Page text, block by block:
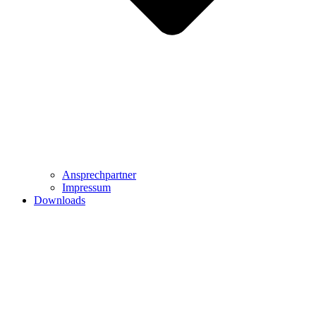
Ansprechpartner
Impressum
Downloads